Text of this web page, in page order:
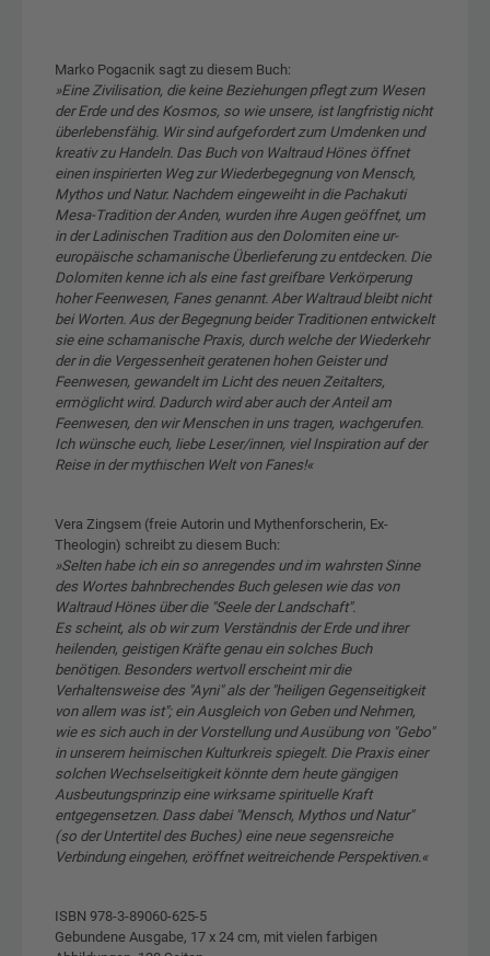
Marko Pogacnik sagt zu diesem Buch:
»Eine Zivilisation, die keine Beziehungen pflegt zum Wesen
der Erde und des Kosmos, so wie unsere, ist langfristig nicht
überlebensfähig. Wir sind aufgefordert zum Umdenken und
kreativ zu Handeln. Das Buch von Waltraud Hönes öffnet
einen inspirierten Weg zur Wiederbegegnung von Mensch,
Mythos und Natur. Nachdem eingeweiht in die Pachakuti
Mesa-Tradition der Anden, wurden ihre Augen geöffnet, um
in der Ladinischen Tradition aus den Dolomiten eine ur-
europäische schamanische Überlieferung zu entdecken. Die
Dolomiten kenne ich als eine fast greifbare Verkörperung
hoher Feenwesen, Fanes genannt. Aber Waltraud bleibt nicht
bei Worten. Aus der Begegnung beider Traditionen entwickelt
sie eine schamanische Praxis, durch welche der Wiederkehr
der in die Vergessenheit geratenen hohen Geister und
Feenwesen, gewandelt im Licht des neuen Zeitalters,
ermöglicht wird. Dadurch wird aber auch der Anteil am
Feenwesen, den wir Menschen in uns tragen, wachgerufen.
Ich wünsche euch, liebe Leser/innen, viel Inspiration auf der
Reise in der mythischen Welt von Fanes!«
Vera Zingsem (freie Autorin und Mythenforscherin, Ex-
Theologin) schreibt zu diesem Buch:
»Selten habe ich ein so anregendes und im wahrsten Sinne
des Wortes bahnbrechendes Buch gelesen wie das von
Waltraud Hönes über die "Seele der Landschaft".
Es scheint, als ob wir zum Verständnis der Erde und ihrer
heilenden, geistigen Kräfte genau ein solches Buch
benötigen. Besonders wertvoll erscheint mir die
Verhaltensweise des "Ayni" als der "heiligen Gegenseitigkeit
von allem was ist"; ein Ausgleich von Geben und Nehmen,
wie es sich auch in der Vorstellung und Ausübung von "Gebo"
in unserem heimischen Kulturkreis spiegelt. Die Praxis einer
solchen Wechselseitigkeit könnte dem heute gängigen
Ausbeutungsprinzip eine wirksame spirituelle Kraft
entgegensetzen. Dass dabei "Mensch, Mythos und Natur"
(so der Untertitel des Buches) eine neue segensreiche
Verbindung eingehen, eröffnet weitreichende Perspektiven.«
ISBN 978-3-89060-625-5
Gebundene Ausgabe, 17 x 24 cm, mit vielen farbigen